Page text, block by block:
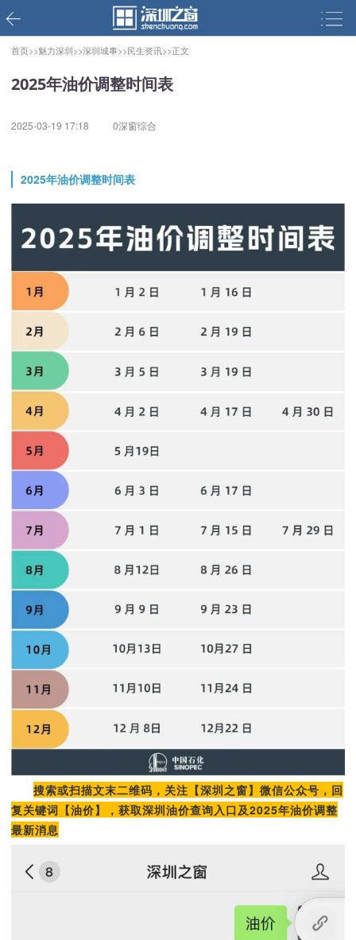
首页>>魅力深圳>>深圳城事>>民生资讯>>正文
2025年油价调整时间表
2025-03-19 17:18 0深窗综合
2025年油价调整时间表
搜索或扫描文末二维码，关注【深圳之窗】微信公众号，回
复关键词【油价】，获取深圳油价查询入口及2025年油价调整
最新消息